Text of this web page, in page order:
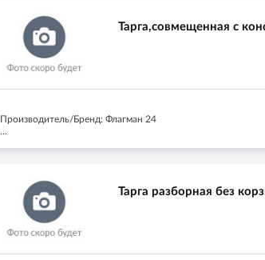
Тарга,совмещенная с
Производитель/Бренд: Флагман 24
...
Тарга разборная без